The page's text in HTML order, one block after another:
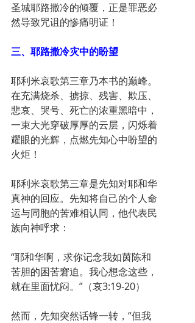
圣城耶路撒冷的倾覆，正是罪恶必
然导致咒诅的惨痛明证！
三、耶路撒冷灾中的盼望
耶利米哀歌第三章乃本书的巅峰。
在充满烧杀、掳掠、残害、欺压、
悲哀、哭号、死亡的浓重黑暗中，
一束大光穿破厚厚的云层，闪烁着
耀眼的光辉，点燃先知心中盼望的
火炬！
耶利米哀歌第三章是先知对耶和华
真神的回应。先知将自己的个人命
运与同胞的苦难相认同，他代表民
族向神呼求：
“耶和华啊，求你记念我如茵陈和
苦胆的困苦窘迫。我心想念这些，
就在里面忧闷。”（哀3:19-20）
然而，先知突然话锋一转，“但我